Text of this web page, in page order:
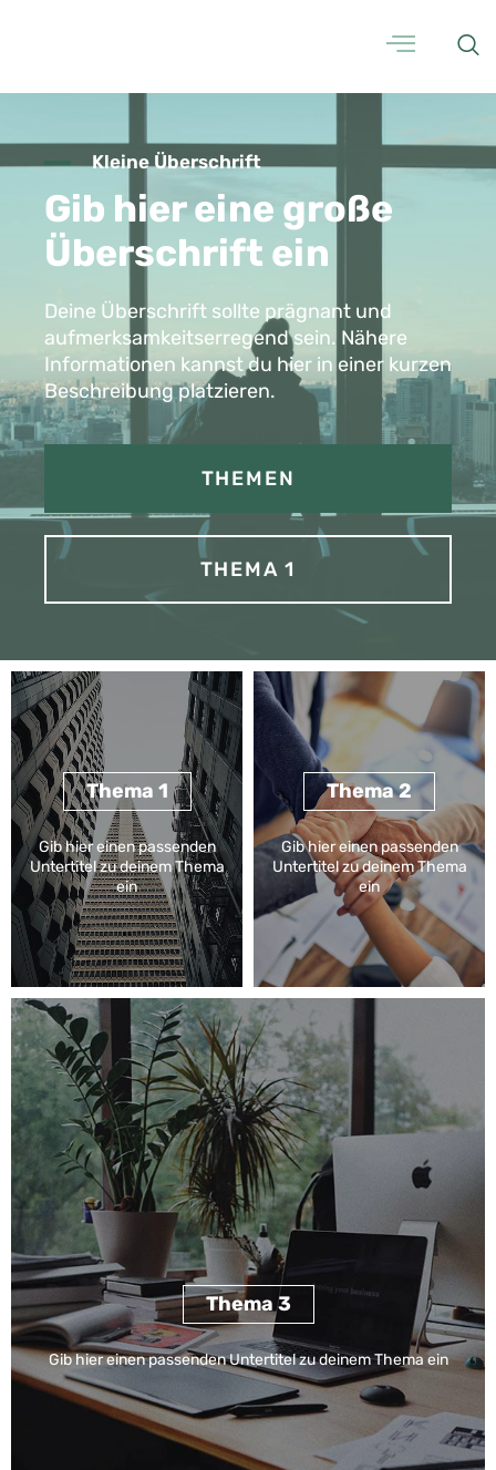
Kleine Überschrift
Gib hier eine große
Überschrift ein
Deine Überschrift sollte prägnant und
aufmerksamkeitserregend sein. Nähere
Informationen kannst du hier in einer kurzen
Beschreibung platzieren.
THEMEN
THEMA 1
Thema 1
Gib hier einen passenden
Untertitel zu deinem Thema
ein
Thema 2
Gib hier einen passenden
Untertitel zu deinem Thema
ein
Thema 3
Gib hier einen passenden Untertitel zu deinem Thema ein